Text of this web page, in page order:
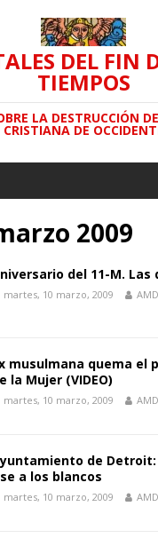
DEL FIN
TIEMPOS
LA DESTRUCCIÓN
CRISTIANA DE
2009
del 11-M. Las
martes, 10 marzo, 2009
musulmana quema el
la Mujer (VIDEO)
martes, 10 marzo, 2009
de Detroit:
a los blancos
martes, 10 marzo, 2009